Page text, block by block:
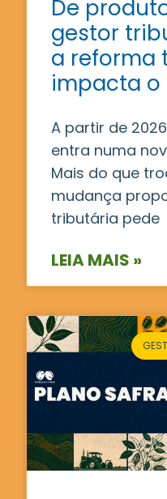
De
gestor
a reforma
impacta o
A partir de
entra numa
Mais do que
mudança
tributária pede
LEIA MAIS »